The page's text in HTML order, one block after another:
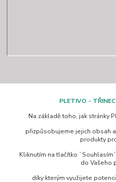
www.pletivo-trinec.cz
Raszka Petr
+420 725 944
Denně 10.00–21.00 hod
PLETIVO - TŘINEC
Na základě toho, jak stránky
přizpůsobujeme jejich obsah
produkty
Kliknutím na tlačítko
do Vašeho
díky kterým využijete